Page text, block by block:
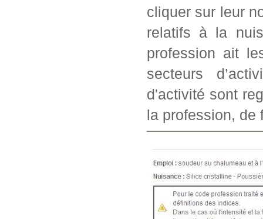
cliquer sur leur
relatifs à la
profession ait
secteurs
d'activité sont
la profession, de